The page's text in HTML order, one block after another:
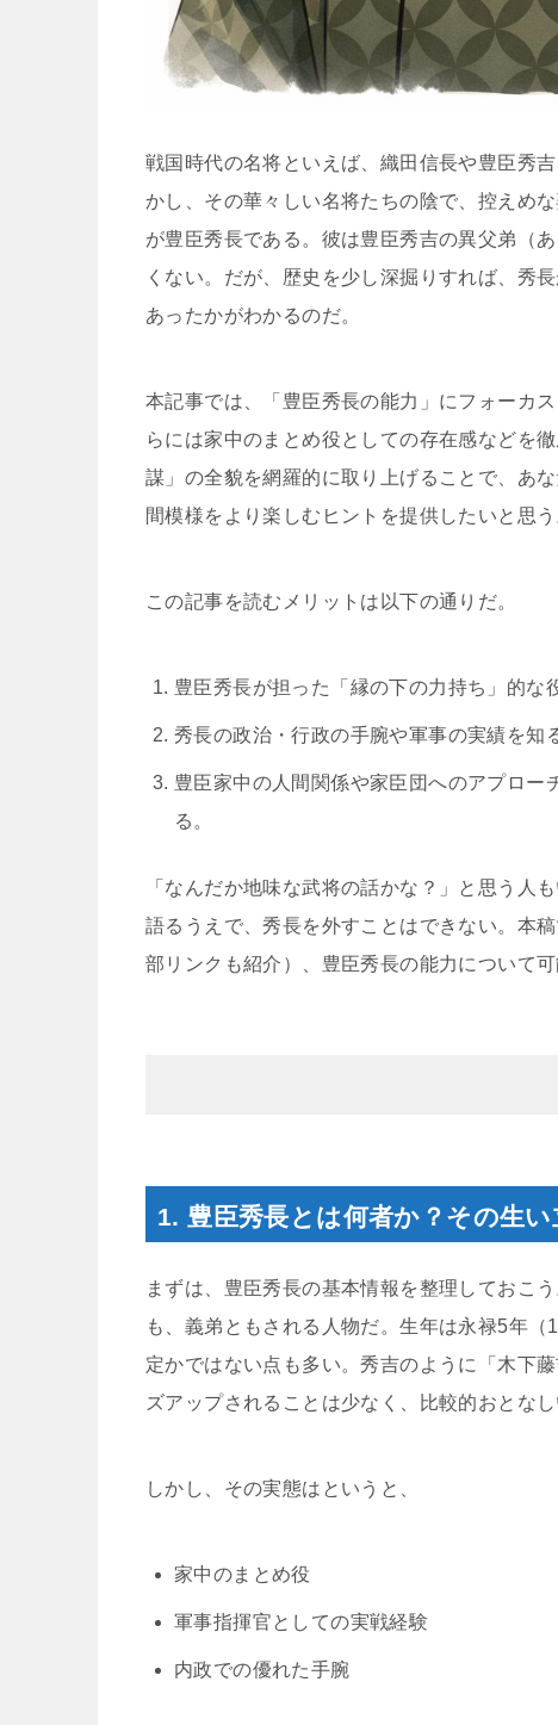
戦国時代の名将といえば、織田信長や豊臣秀
かし、その華々しい名将たちの陰で、控えめ
が豊臣秀長である。彼は豊臣秀吉の異父弟（
くない。だが、歴史を少し深掘りすれば、秀
あったかがわかるのだ。
本記事では、「豊臣秀長の能力」にフォーカ
らには家中のまとめ役としての存在感などを
謀」の全貌を網羅的に取り上げることで、あ
間模様をより楽しむヒントを提供したいと思う
この記事を読むメリットは以下の通りだ。
豊臣秀長が担った「縁の下の力持ち」的な
秀長の政治・行政の手腕や軍事の実績を知
豊臣家中の人間関係や家臣団へのアプロ
る。
「なんだか地味な武将の話かな？」と思う人
語るうえで、秀長を外すことはできない。本
部リンクも紹介）、豊臣秀長の能力について
1. 豊臣秀長とは何者か？その生
まずは、豊臣秀長の基本情報を整理しておこ
も、義弟ともされる人物だ。生年は永禄5年
定かではない点も多い。秀吉のように「木下
ズアップされることは少なく、比較的おとな
しかし、その実態はというと、
家中のまとめ役
軍事指揮官としての実戦経験
内政での優れた手腕